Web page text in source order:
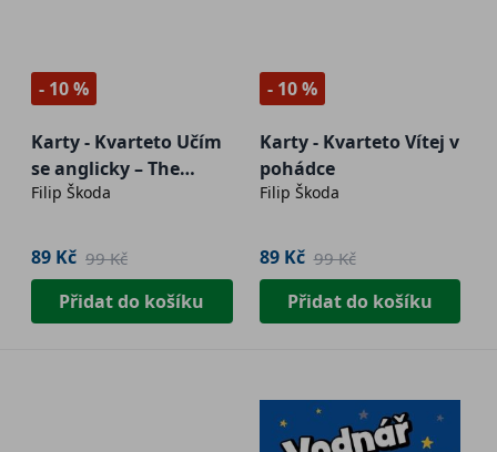
- 10 %
Karty - Kvarteto Učím
se anglicky – The
Clothes
Filip Škoda
89 Kč 99 Kč
Přidat do košíku
- 10 %
Karty - Kvarteto Vítej v
pohádce
Filip Škoda
89 Kč 99 Kč
Přidat do košíku